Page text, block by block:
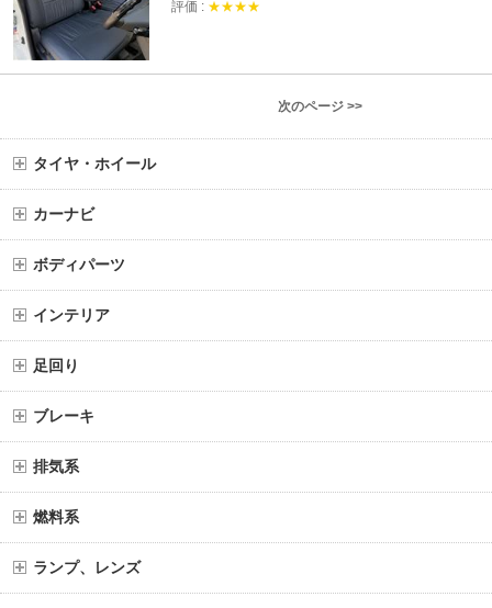
評価 : ★★★★
次のページ >>
タイヤ・ホイール
カーナビ
ボディパーツ
インテリア
足回り
ブレーキ
排気系
燃料系
ランプ、レンズ